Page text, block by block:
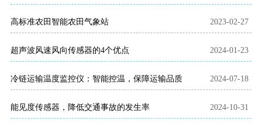
高标准农田智能农田气象站 2023-02-27
超声波风速风向传感器的4个优点 2024-01-23
冷链运输温度监控仪：智能控温，保障运输品质 2024-07-18
能见度传感器，降低交通事故的发生率 2024-10-31